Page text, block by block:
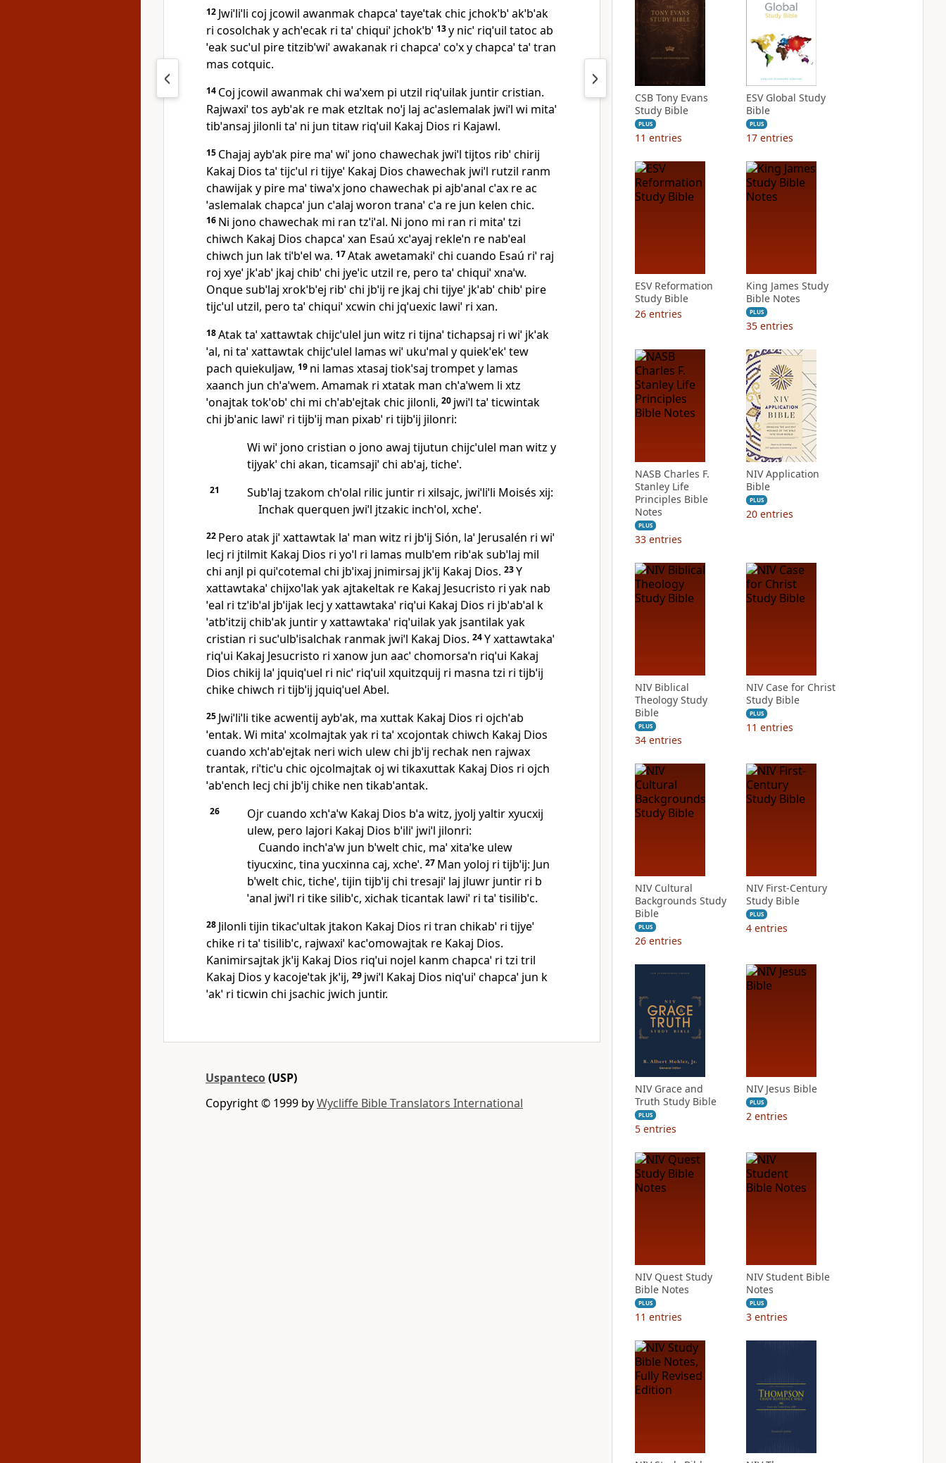
12 Jwiˈliˈli coj jcowil awanmak chapcaˈ tayeˈtak chic jchokˈbˈ akˈbˈak
ri cosolchak y achˈecak ri taˈ chiquiˈ jchokˈbˈ 13y nicˈ riqˈuil tatoc ab
ˈeak sucˈul pire titzibˈwiˈ awakanak ri chapcaˈ coˈx y chapcaˈ taˈ tran
mas cotquic.
14 Coj jcowil awanmak chi waˈxem pi utzil riqˈuilak juntir cristian.
Rajwaxiˈ tos aybˈak re mak etzltak noˈj laj acˈaslemalak jwiˈl wi mitaˈ
tibˈansaj jilonli taˈ ni jun titaw riqˈuil Kakaj Dios ri Kajawl.
15 Chajaj aybˈak pire maˈ wiˈ jono chawechak jwiˈl tijtos ribˈ chirij
Kakaj Dios taˈ tijcˈul ri tijyeˈ Kakaj Dios chawechak jwiˈl rutzil ranm
chawijak y pire maˈ tiwaˈx jono chawechak pi ajbˈanal cˈax re ac
ˈaslemalak chapcaˈ jun cˈalaj woron tranaˈ cˈa re jun kelen chic.
16 Ni jono chawechak mi ran tzˈiˈal. Ni jono mi ran ri mitaˈ tzi
chiwch Kakaj Dios chapcaˈ xan Esaú xcˈayaj rekleˈn re nabˈeal
chiwch jun lak tiˈbˈel wa. 17Atak awetamakiˈ chi cuando Esaú riˈ raj
roj xyeˈ jkˈabˈ jkaj chibˈ chi jyeˈic utzil re, pero taˈ chiquiˈ xnaˈw.
Onque subˈlaj xrokˈbˈej ribˈ chi jbˈij re jkaj chi tijyeˈ jkˈabˈ chibˈ pire
tijcˈul utzil, pero taˈ chiquiˈ xcwin chi jqˈuexic lawiˈ ri xan.
18Atak taˈ xattawtak chijcˈulel jun witz ri tijnaˈ tichapsaj ri wiˈ jkˈak
ˈal, ni taˈ xattawtak chijcˈulel lamas wiˈ ukuˈmal y quiekˈekˈ tew
pach quiekuljaw, 19 ni lamas xtasaj tiokˈsaj trompet y lamas
xaanch jun chˈaˈwem. Amamak ri xtatak man chˈaˈwem li xtz
ˈonajtak tokˈobˈ chi mi chˈabˈejtak chic jilonli, 20 jwiˈl taˈ ticwintak
chi jbˈanic lawiˈ ri tijbˈij man pixabˈ ri tijbˈij jilonri:
Wi wiˈ jono cristian o jono awaj tijutun chijcˈulel man witz y
tijyakˈ chi akan, ticamsajiˈ chi abˈaj, ticheˈ.
21
Subˈlaj tzakom chˈolal rilic juntir ri xilsajc, jwiˈliˈli Moisés xij:
Inchak querquen jwiˈl jtzakic inchˈol, xcheˈ.
22 Pero atak jiˈ xattawtak laˈ man witz ri jbˈij Sión, laˈ Jerusalén ri wiˈ
lecj ri jtilmit Kakaj Dios ri yoˈl ri lamas mulbˈem ribˈak subˈlaj mil
chi anjl pi quiˈcotemal chi jbˈixaj jnimirsaj jkˈij Kakaj Dios. 23Y
xattawtakaˈ chijxoˈlak yak ajtakeltak re Kakaj Jesucristo ri yak nab
ˈeal ri tzˈibˈal jbˈijak lecj y xattawtakaˈ riqˈui Kakaj Dios ri jbˈabˈal k
ˈatbˈitzij chibˈak juntir y xattawtakaˈ riqˈuilak yak jsantilak yak
cristian ri sucˈulbˈisalchak ranmak jwiˈl Kakaj Dios. 24Y xattawtakaˈ
riqˈui Kakaj Jesucristo ri xanow jun aacˈ chomorsaˈn riqˈui Kakaj
Dios chikij laˈ jquiqˈuel ri nicˈ riqˈuil xquitzquij ri masna tzi ri tijbˈij
chike chiwch ri tijbˈij jquiqˈuel Abel.
25 Jwiˈliˈli tike acwentij aybˈak, ma xuttak Kakaj Dios ri ojchˈab
ˈentak. Wi mitaˈ xcolmajtak yak ri taˈ xcojontak chiwch Kakaj Dios
cuando xchˈabˈejtak neri wich ulew chi jbˈij rechak nen rajwax
trantak, riˈticˈu chic ojcolmajtak oj wi tikaxuttak Kakaj Dios ri ojch
ˈabˈench lecj chi jbˈij chike nen tikabˈantak.
26
Ojr cuando xchˈaˈw Kakaj Dios bˈa witz, jyolj yaltir xyucxij
ulew, pero lajori Kakaj Dios bˈiliˈ jwiˈl jilonri:
Cuando inchˈaˈw jun bˈwelt chic, maˈ xitaˈke ulew
tiyucxinc, tina yucxinna caj, xcheˈ. 27 Man yoloj ri tijbˈij: Jun
bˈwelt chic, ticheˈ, tijin tijbˈij chi tresajiˈ laj jluwr juntir ri b
ˈanal jwiˈl ri tike silibˈc, xichak ticantak lawiˈ ri taˈ tisilibˈc.
28 Jilonli tijin tikacˈultak jtakon Kakaj Dios ri tran chikabˈ ri tijyeˈ
chike ri taˈ tisilibˈc, rajwaxiˈ kacˈomowajtak re Kakaj Dios.
Kanimirsajtak jkˈij Kakaj Dios riqˈui nojel kanm chapcaˈ ri tzi tril
Kakaj Dios y kacojeˈtak jkˈij, 29 jwiˈl Kakaj Dios niqˈuiˈ chapcaˈ jun k
ˈakˈ ri ticwin chi jsachic jwich juntir.
Uspanteco(USP)
Copyright © 1999 byWycliffe Bible Translators International
CSB Tony Evans
Study Bible
PLUS
11 entries
ESV Global Study
Bible
PLUS
17 entries
ESV Reformation
Study Bible
26 entries
King James Study
Bible Notes
PLUS
35 entries
NASB Charles F.
Stanley Life
Principles Bible
Notes
PLUS
33 entries
NIV Application
Bible
PLUS
20 entries
NIV Biblical
Theology Study
Bible
PLUS
34 entries
NIV Case for Christ
Study Bible
PLUS
11 entries
NIV Cultural
Backgrounds Study
Bible
PLUS
26 entries
NIV First-Century
Study Bible
PLUS
4 entries
NIV Grace and
Truth Study Bible
PLUS
5 entries
NIV Jesus Bible
PLUS
2 entries
NIV Quest Study
Bible Notes
PLUS
11 entries
NIV Student Bible
Notes
PLUS
3 entries